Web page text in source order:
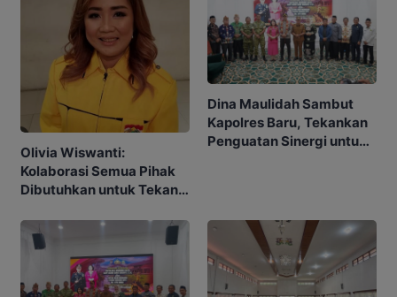
Olivia Wiswanti:
Kolaborasi Semua Pihak
Dibutuhkan untuk Tekan
Dina Maulidah Sambut
Kapolres Baru, Tekankan
Penguatan Sinergi untuk